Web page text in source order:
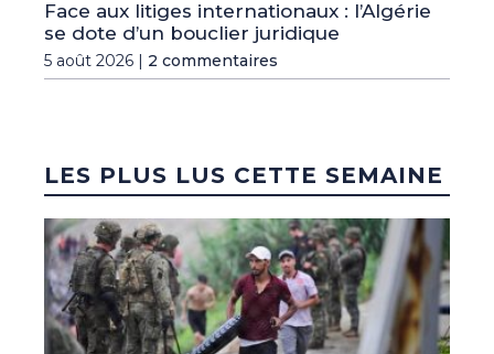
Face aux litiges internationaux : l’Algérie
se dote d’un bouclier juridique
5 août 2026 | 2 commentaires
LES PLUS LUS CETTE SEMAINE